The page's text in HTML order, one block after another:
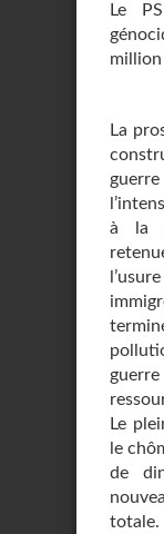
Le
million
La
à la
Le
le
de